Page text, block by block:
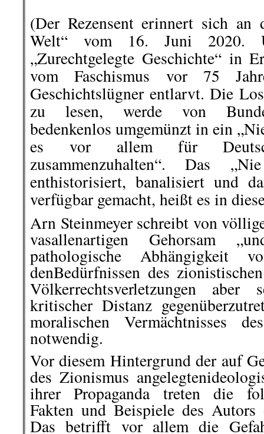
(Der Rezensent erinnert sich an
Welt“ vom 16. Juni 2020.
„Zurechtgelegte Geschichte“ in
vom Faschismus vor 75
Geschichtslügner entlarvt. Die
zu lesen, werde von
bedenkenlos umgemünzt in ein
es vor allem für
zusammenzuhalten“. Das
enthistorisiert, banalisiert und
verfügbar gemacht, heißt es in
Arn Steinmeyer schreibt von
vasallenartigen Gehorsam
pathologische
denBedürfnissen des
Völkerrechtsverletzungen
kritischer Distanz
moralischen Vermächtnisses
notwendig.
Vor diesem Hintergrund der auf
des Zionismus
ihrer Propaganda treten die
Fakten und Beispiele des
Das betrifft vor allem die